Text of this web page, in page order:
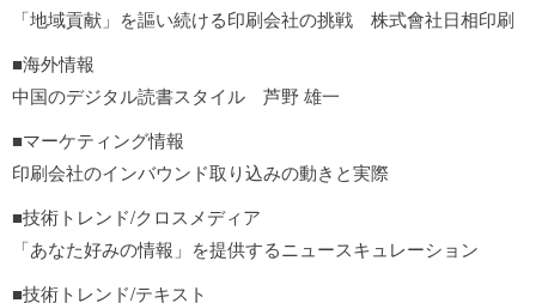
「地域貢献」を謳い続ける印刷会社の挑戦 株式會社日相印刷
■海外情報
中国のデジタル読書スタイル 芦野 雄一
■マーケティング情報
印刷会社のインバウンド取り込みの動きと実際
■技術トレンド/クロスメディア
「あなた好みの情報」を提供するニュースキュレーション
■技術トレンド/テキスト